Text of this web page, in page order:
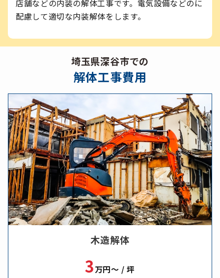
店舗などの内装の解体工事です。電気設備などのに
配慮して適切な内装解体をします。
埼玉県深谷市での
解体工事費用
木造解体
3万円～ / 坪